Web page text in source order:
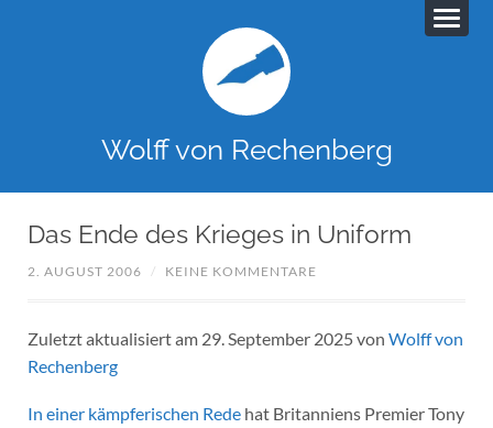
Wolff von Rechenberg
Das Ende des Krieges in Uniform
2. AUGUST 2006 / KEINE KOMMENTARE
Zuletzt aktualisiert am 29. September 2025 von Wolff von
Rechenberg
In einer kämpferischen Redehat Britanniens Premier Tony